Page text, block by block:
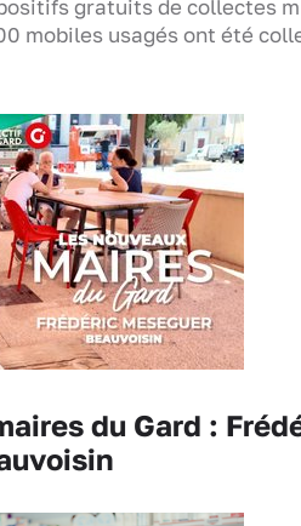
gratuits de collectes
mobiles usagés ont été
du Gard :